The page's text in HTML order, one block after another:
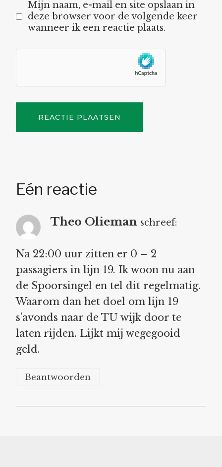
Mijn naam, e-mail en site opslaan in
deze browser voor de volgende keer
wanneer ik een reactie plaats.
Eén reactie
Theo Olieman schreef:
Na 22:00 uur zitten er 0 – 2
passagiers in lijn 19. Ik woon nu aan
de Spoorsingel en tel dit regelmatig.
Waarom dan het doel om lijn 19
s’avonds naar de TU wijk door te
laten rijden. Lijkt mij wegegooid
geld.
Beantwoorden